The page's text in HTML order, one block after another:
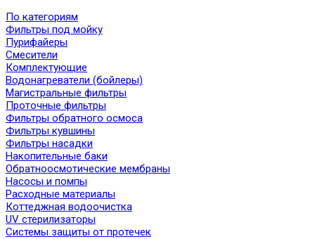
По категориям
Фильтры под мойку
Пурифайеры
Смесители
Комплектующие
Водонагреватели (бойлеры)
Магистральные фильтры
Проточные фильтры
Фильтры обратного осмоса
Фильтры кувшины
Фильтры насадки
Накопительные баки
Обратноосмотические мембраны
Насосы и помпы
Расходные материалы
Коттеджная водоочистка
UV стерилизаторы
Системы защиты от протечек